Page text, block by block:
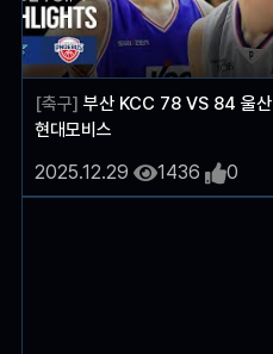
[축구] 부산 KCC 78 VS 84 울산
현대모비스
2025.12.29 1436 0